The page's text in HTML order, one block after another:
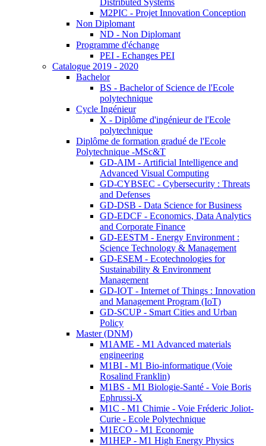
Distributed Systems
M2PIC - Projet Innovation Conception
Non Diplomant
ND - Non Diplomant
Programme d'échange
PEI - Echanges PEI
Catalogue 2019 - 2020
Bachelor
BS - Bachelor of Science de l'Ecole
polytechnique
Cycle Ingénieur
X - Diplôme d'ingénieur de l'Ecole
polytechnique
Diplôme de formation gradué de l'Ecole
Polytechnique -MSc&T
GD-AIM - Artificial Intelligence and
Advanced Visual Computing
GD-CYBSEC - Cybersecurity : Threats
and Defenses
GD-DSB - Data Science for Business
GD-EDCF - Economics, Data Analytics
and Corporate Finance
GD-EESTM - Energy Environment :
Science Technology & Management
GD-ESEM - Ecotechnologies for
Sustainability & Environment
Management
GD-IOT - Internet of Things : Innovation
and Management Program (IoT)
GD-SCUP - Smart Cities and Urban
Policy
Master (DNM)
M1AME - M1 Advanced materials
engineering
M1BI - M1 Bio-informatique (Voie
Rosalind Franklin)
M1BS - M1 Biologie-Santé - Voie Boris
Ephrussi-X
M1C - M1 Chimie - Voie Fréderic Joliot-
Curie - Ecole Polytechnique
M1ECO - M1 Economie
M1HEP - M1 High Energy Physics